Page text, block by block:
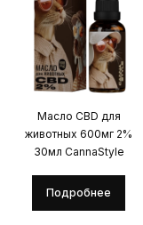
Масло CBD для
животных 600мг 2%
30мл CannaStyle
Подробнее